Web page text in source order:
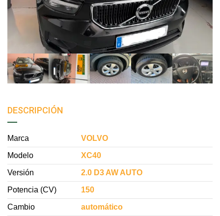
DESCRIPCIÓN
Marca VOLVO
Modelo XC40
Versión 2.0 D3 AW AUTO
Potencia (CV) 150
Cambio automático